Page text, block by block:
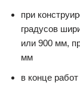
при
градусов
или 900 мм,
мм
в конце